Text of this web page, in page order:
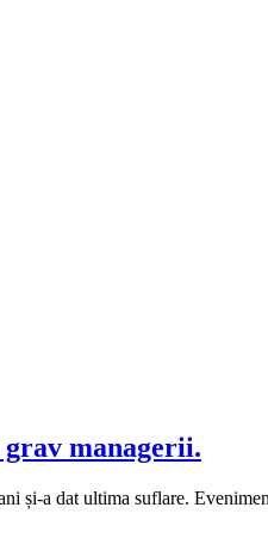
managerii.
și-a dat ultima suflare.